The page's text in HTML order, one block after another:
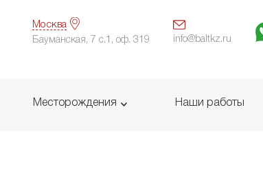
Москва
Бауманская, 7 с.1, оф. 319 info@baltkz.ru
Месторождения Наши работы